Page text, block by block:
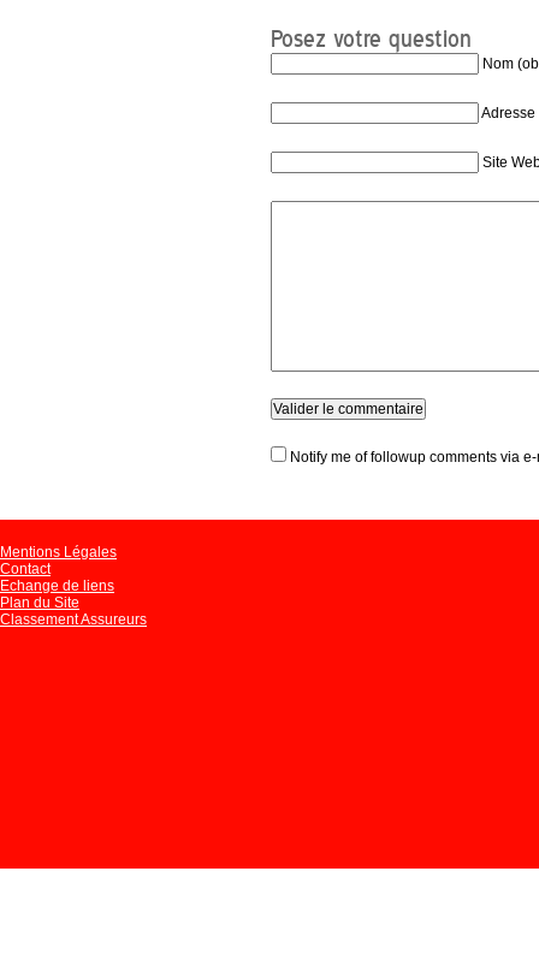
Posez votre question
Nom
Site
Notify me of followup comments via
Mentions Légales
Contact
Echange de liens
Plan du Site
Classement Assureurs